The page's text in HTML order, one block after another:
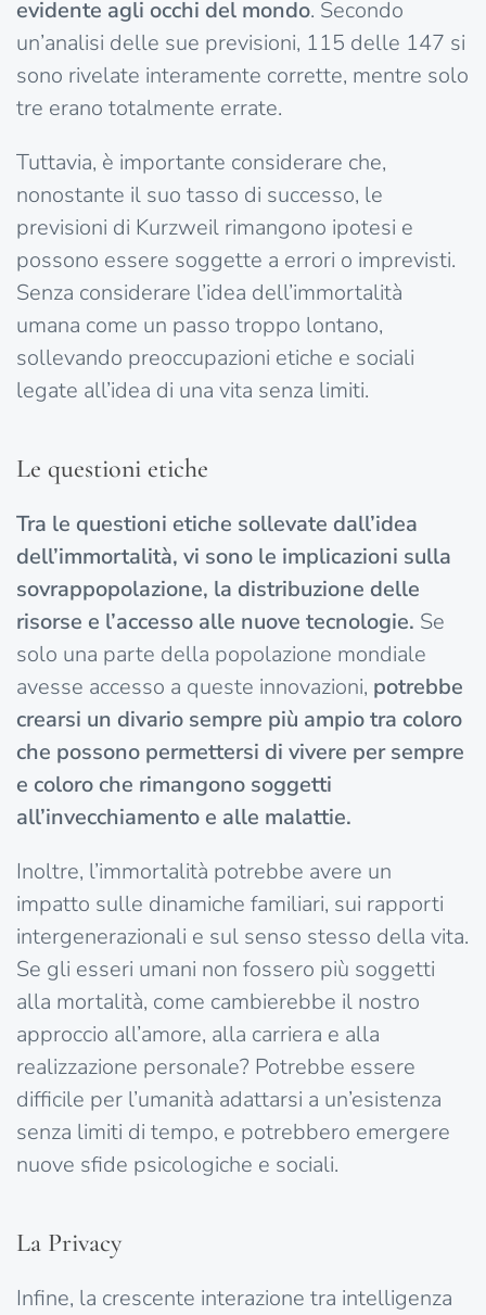
evidente agli occhi del mondo. Secondo
un’analisi delle sue previsioni, 115 delle 147 si
sono rivelate interamente corrette, mentre solo
tre erano totalmente errate.
Tuttavia, è importante considerare che,
nonostante il suo tasso di successo, le
previsioni di Kurzweil rimangono ipotesi e
possono essere soggette a errori o imprevisti.
Senza considerare l’idea dell’immortalità
umana come un passo troppo lontano,
sollevando preoccupazioni etiche e sociali
legate all’idea di una vita senza limiti.
Le questioni etiche
Tra le questioni etiche sollevate dall’idea
dell’immortalità, vi sono le implicazioni sulla
sovrappopolazione, la distribuzione delle
risorse e l’accesso alle nuove tecnologie. Se
solo una parte della popolazione mondiale
avesse accesso a queste innovazioni, potrebbe
crearsi un divario sempre più ampio tra coloro
che possono permettersi di vivere per sempre
e coloro che rimangono soggetti
all’invecchiamento e alle malattie.
Inoltre, l’immortalità potrebbe avere un
impatto sulle dinamiche familiari, sui rapporti
intergenerazionali e sul senso stesso della vita.
Se gli esseri umani non fossero più soggetti
alla mortalità, come cambierebbe il nostro
approccio all’amore, alla carriera e alla
realizzazione personale? Potrebbe essere
difficile per l’umanità adattarsi a un’esistenza
senza limiti di tempo, e potrebbero emergere
nuove sfide psicologiche e sociali.
La Privacy
Infine, la crescente interazione tra intelligenza